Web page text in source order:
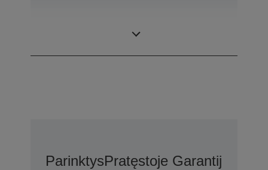
ParinktysPratęstoje Garantijoje